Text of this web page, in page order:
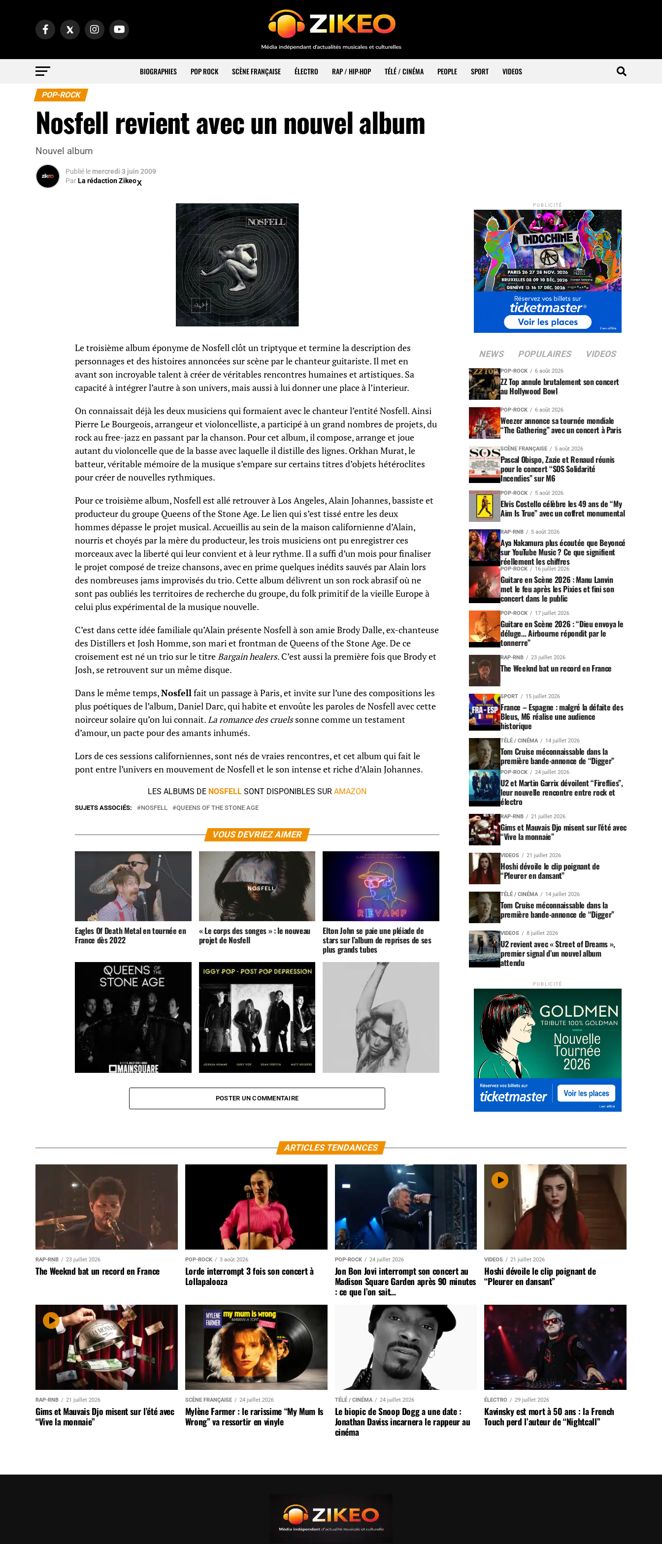
BIOGRAPHIES POP ROCK SCÈNE FRANÇAISE ÉLECTRO RAP / HIP-HOP TÉLÉ / CINÉMA PEOPLE SPORT VIDEOS
POP-ROCK
Nosfell revient avec un nouvel album
Nouvel album
Publié le mercredi 3 juin 2009
ParLa rédaction Zikeo
Le troisième album éponyme de Nosfell clôt un triptyque et termine la description des
personnages et des histoires annoncées sur scène par le chanteur guitariste. Il met en
avant son incroyable talent à créer de véritables rencontres humaines et artistiques. Sa
capacité à intégrer l’autre à son univers, mais aussi à lui donner une place à l’interieur.
On connaissait déjà les deux musiciens qui formaient avec le chanteur l’entité Nosfell. Ainsi
Pierre Le Bourgeois, arrangeur et violoncelliste, a participé à un grand nombres de projets, du
rock au free-jazz en passant par la chanson. Pour cet album, il compose, arrange et joue
autant du violoncelle que de la basse avec laquelle il distille des lignes. Orkhan Murat, le
batteur, véritable mémoire de la musique s’empare sur certains titres d’objets hétéroclites
pour créer de nouvelles rythmiques.
Pour ce troisième album, Nosfell est allé retrouver à Los Angeles, Alain Johannes, bassiste et
producteur du groupe Queens of the Stone Age. Le lien qui s’est tissé entre les deux
hommes dépasse le projet musical. Accueillis au sein de la maison californienne d’Alain,
nourris et choyés par la mère du producteur, les trois musiciens ont pu enregistrer ces
morceaux avec la liberté qui leur convient et à leur rythme. Il a suffi d’un mois pour finaliser
le projet composé de treize chansons, avec en prime quelques inédits sauvés par Alain lors
des nombreuses jams improvisés du trio. Cette album délivrent un son rock abrasif où ne
sont pas oubliés les territoires de recherche du groupe, du folk primitif de la vieille Europe à
celui plus expérimental de la musique nouvelle.
C’est dans cette idée familiale qu’Alain présente Nosfell à son amie Brody Dalle, ex-chanteuse
des Distillers et Josh Homme, son mari et frontman de Queens of the Stone Age. De ce
croisement est né un trio sur le titreBargain healers. C’est aussi la première fois que Brody et
Josh, se retrouvent sur un même disque.
Dans le même temps,Nosfellfait un passage à Paris, et invite sur l’une des compositions les
plus poétiques de l’album, Daniel Darc, qui habite et envoûte les paroles de Nosfell avec cette
noirceur solaire qu’on lui connait.La romance des cruelssonne comme un testament
d’amour, un pacte pour des amants inhumés.
Lors de ces sessions californiennes, sont nés de vraies rencontres, et cet album qui fait le
pont entre l’univers en mouvement de Nosfell et le son intense et riche d’Alain Johannes.
LES ALBUMS DE NOSFELL SONT DISPONIBLES SUR AMAZON
SUJETS ASSOCIÉS: NOSFELL QUEENS OF THE STONE AGE
VOUS DEVRIEZ AIMER
Eagles Of Death Metal en tournée en
France dès 2022
« Le corps des songes » : le nouveau
projet de Nosfell
Elton John se paie une pléiade de
stars sur l’album de reprises de ses
plus grands tubes
Square Festival 2018 POSTER UN COMMENTAIRE
PUBLICITÉ
NEWS POPULAIRES VIDEOS
POP-ROCK 6 août 2026
ZZ Top annule brutalement son concert
au Hollywood Bowl
POP-ROCK 6 août 2026
Weezer annonce sa tournée mondiale
“The Gathering” avec un concert à Paris
SCÈNE FRANÇAISE 5 août 2026
Pascal Obispo, Zazie et Renaud réunis
pour le concert “SOS Solidarité
Incendies” sur M6
POP-ROCK 5 août 2026
Elvis Costello célèbre les 49 ans de “My
Aim Is True” avec un coffret monumental
RAP-RNB 5 août 2026
Aya Nakamura plus écoutée que Beyoncé
sur YouTube Music ? Ce que signifient
réellement les chiffres
POP-ROCK 16 juillet 2026
Guitare en Scène 2026 : Manu Lanvin
met le feu après les Pixies et fini son
concert dans le public
POP-ROCK 17 juillet 2026
Guitare en Scène 2026 : “Dieu envoya le
déluge… Airbourne répondit par le
tonnerre”
RAP-RNB 23 juillet 2026
The Weeknd bat un record en France
SPORT 15 juillet 2026
France – Espagne : malgré la défaite des
Bleus, M6 réalise une audience
historique
TÉLÉ / CINÉMA 14 juillet 2026
Tom Cruise méconnaissable dans la
première bande-annonce de “Digger”
POP-ROCK 24 juillet 2026
U2 et Martin Garrix dévoilent “Fireflies”,
leur nouvelle rencontre entre rock et
électro
RAP-RNB 21 juillet 2026
Gims et Mauvais Djo misent sur l’été avec
“Vive la monnaie”
VIDEOS 21 juillet 2026
Hoshi dévoile le clip poignant de
“Pleurer en dansant”
TÉLÉ / CINÉMA 14 juillet 2026
Tom Cruise méconnaissable dans la
première bande-annonce de “Digger”
VIDEOS 8 juillet 2026
U2 revient avec « Street of Dreams »,
premier signal d’un nouvel album
attendu
PUBLICITÉ
ARTICLES TENDANCES
RAP-RNB 23 juillet 2026
The Weeknd bat un record en France
POP-ROCK 3 août 2026
Lorde interrompt 3 fois son concert à
Lollapalooza
POP-ROCK 24 juillet 2026
Jon Bon Jovi interrompt son concert au
Madison Square Garden après 90 minutes
: ce que l’on sait…
VIDEOS 21 juillet 2026
Hoshi dévoile le clip poignant de
“Pleurer en dansant”
RAP-RNB 21 juillet 2026
Gims et Mauvais Djo misent sur l’été avec
“Vive la monnaie”
SCÈNE FRANÇAISE 24 juillet 2026
Mylène Farmer : le rarissime “My Mum Is
Wrong” va ressortir en vinyle
TÉLÉ / CINÉMA 24 juillet 2026
Le biopic de Snoop Dogg a une date :
Jonathan Daviss incarnera le rappeur au
cinéma
ÉLECTRO 29 juillet 2026
Kavinsky est mort à 50 ans : la French
Touch perd l’auteur de “Nightcall”